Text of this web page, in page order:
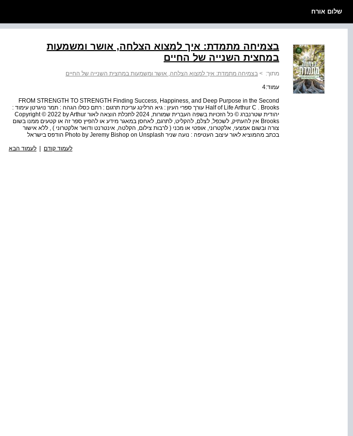
שלום אורח
בצמיחה מתמדת: איך למצוא הצלחה, אושר ומשמעות
במחצית השנייה של החיים
מתוך: > בצמיחה מתמדת: איך למצוא הצלחה, אושר ומשמעות במחצית השנייה של החיים
עמוד:4
FROM STRENGTH TO STRENGTH Finding Success, Happiness, and Deep Purpose in the Second
Half of Life Arthur C . Brooks עורך ספרי העיון : גיא הרלינג עריכת תרגום : רתם כסלו הגהה : תמר נויגרטן עימוד :
יהודית שטרנברג © כל הזכויות בשפה העברית שמורות, 2024 לתכלת הוצאה לאור Copyright © 2022 by Arthur
Brooks אין להעתיק, לשכפל, לצלם, להקליט, לתרגם, לאחסן במאגר מידע או להפיץ ספר זה או קטעים ממנו בשום
צורה ובשום אמצעי, אלקטרוני, אופטי או מכני ( לרבות צילום, הקלטה, אינטרנט ודואר אלקטרוני ) , ללא אישור
בכתב מהמוציא לאור עיצוב העטיפה : נועה שניר Photo by Jeremy Bishop on Unsplash הודפס בישראל
לעמוד קודם | לעמוד הבא